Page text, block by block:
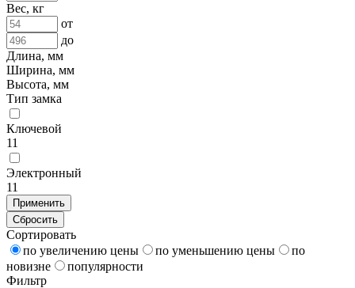
Вес, кг
от
до
Длина, мм
Ширина, мм
Высота, мм
Тип замка
Ключевой
11
Электронный
11
Применить
Сбросить
Сортировать
по увеличению цены
по уменьшению цены
по
новизне
популярности
Фильтр